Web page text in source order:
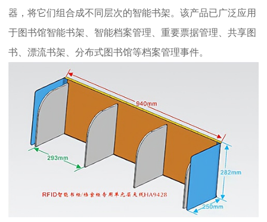
器，将它们组合成不同层次的智能书架。该产品已广泛应用
于图书馆智能书架、智能档案管理、重要票据管理、共享图
书、漂流书架、分布式图书馆等档案管理事件。